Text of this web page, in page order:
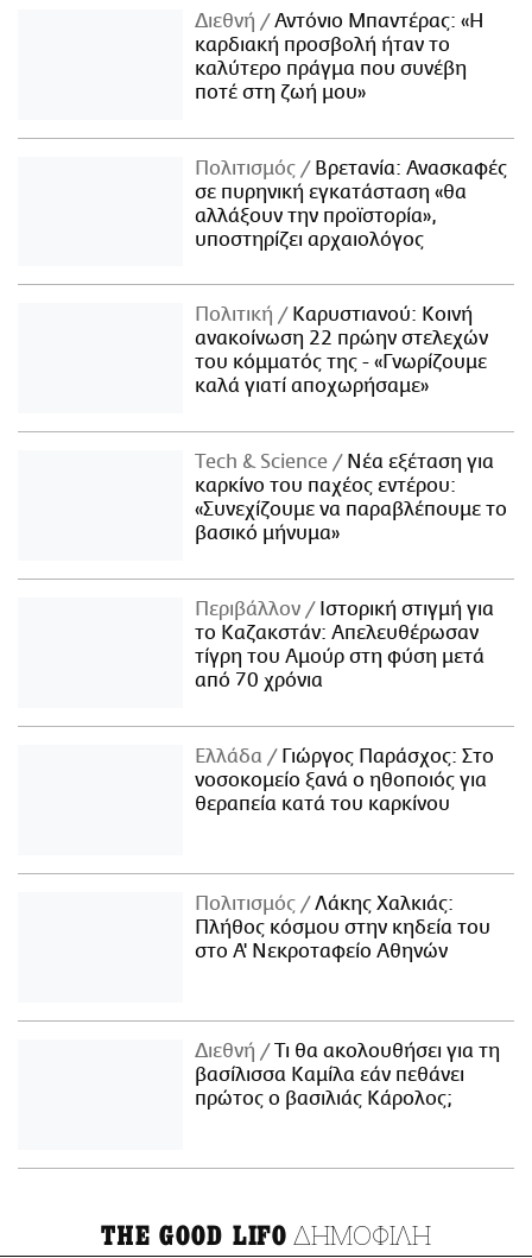
Διεθνή
Αντόνιο Μπαντέρας: «Η
καρδιακή προσβολή ήταν το
καλύτερο πράγμα που συνέβη
ποτέ στη ζωή μου»
Πολιτισμός
Βρετανία: Ανασκαφές
σε πυρηνική εγκατάσταση «θα
αλλάξουν την προϊστορία»,
υποστηρίζει αρχαιολόγος
Πολιτική
Καρυστιανού: Κοινή
ανακοίνωση 22 πρώην στελεχών
του κόμματός της - «Γνωρίζουμε
καλά γιατί αποχωρήσαμε»
Τech & Science
Νέα εξέταση για
καρκίνο του παχέος εντέρου:
«Συνεχίζουμε να παραβλέπουμε το
βασικό μήνυμα»
Περιβάλλον
Ιστορική στιγμή για
το Καζακστάν: Απελευθέρωσαν
τίγρη του Αμούρ στη φύση μετά
από 70 χρόνια
Ελλάδα
Γιώργος Παράσχος: Στο
νοσοκομείο ξανά ο ηθοποιός για
θεραπεία κατά του καρκίνου
Πολιτισμός
Λάκης Χαλκιάς:
Πλήθος κόσμου στην κηδεία του
στο Α' Νεκροταφείο Αθηνών
Διεθνή
Τι θα ακολουθήσει για τη
βασίλισσα Καμίλα εάν πεθάνει
πρώτος ο βασιλιάς Κάρολος;
THE GOOD LIFO ΔΗΜΟΦΙΛΗ